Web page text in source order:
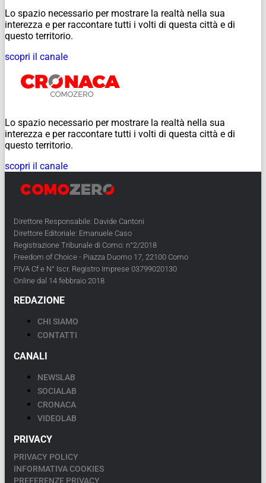
Lo spazio necessario per mostrare la realtà nella sua
interezza e per raccontare tutti i volti di questa città e di
questo territorio.
scopri il canale
Lo spazio necessario per mostrare la realtà nella sua
interezza e per raccontare tutti i volti di questa città e di
questo territorio.
scopri il canale
Direttore Responsabile: Davide Cantoni
Direttore Editoriale: Emanuele Caso
Registrazione Tribunale di Como: n°2/2018
Freedom of Choice - Piazza Duomo 17, 22100 Como
PIVA Cf e N° Iscr. Registro Imprese 03799020130
Online dal 14 febbraio 2018
REDAZIONE
CHI SIAMO
CONTATTI
CANALI
NEWSLAB
SOCIALAB
CRONACA
VIDEOLAB
PRIVACY
PRIVACY POLICY
INFORMATIVA COOKIES
PREFERENZE PRIVACY